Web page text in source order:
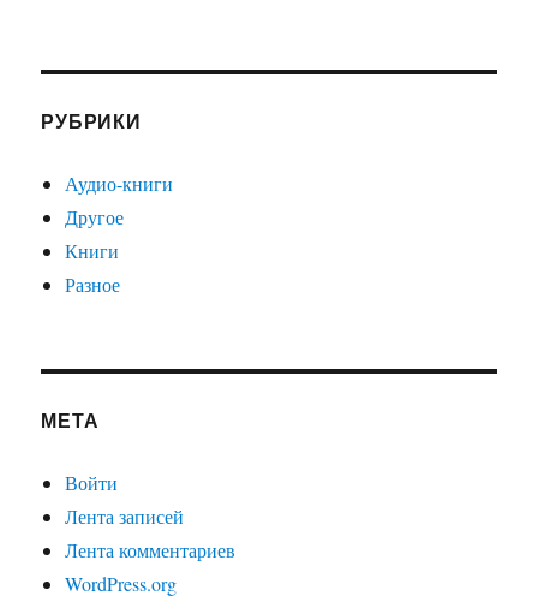
РУБРИКИ
Аудио-книги
Другое
Книги
Разное
МЕТА
Войти
Лента записей
Лента комментариев
WordPress.org